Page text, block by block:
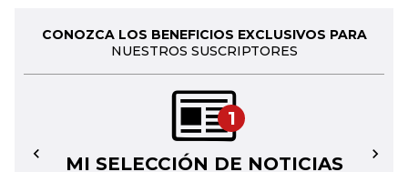
CONOZCA LOS BENEFICIOS EXCLUSIVOS PARA
NUESTROS SUSCRIPTORES
1
MI SELECCIÓN DE NOTICIAS
← →